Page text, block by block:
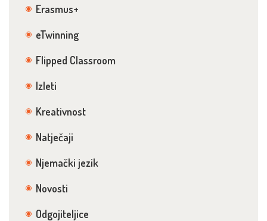
Erasmus+
eTwinning
Flipped Classroom
Izleti
Kreativnost
Natječaji
Njemački jezik
Novosti
Odgojiteljice